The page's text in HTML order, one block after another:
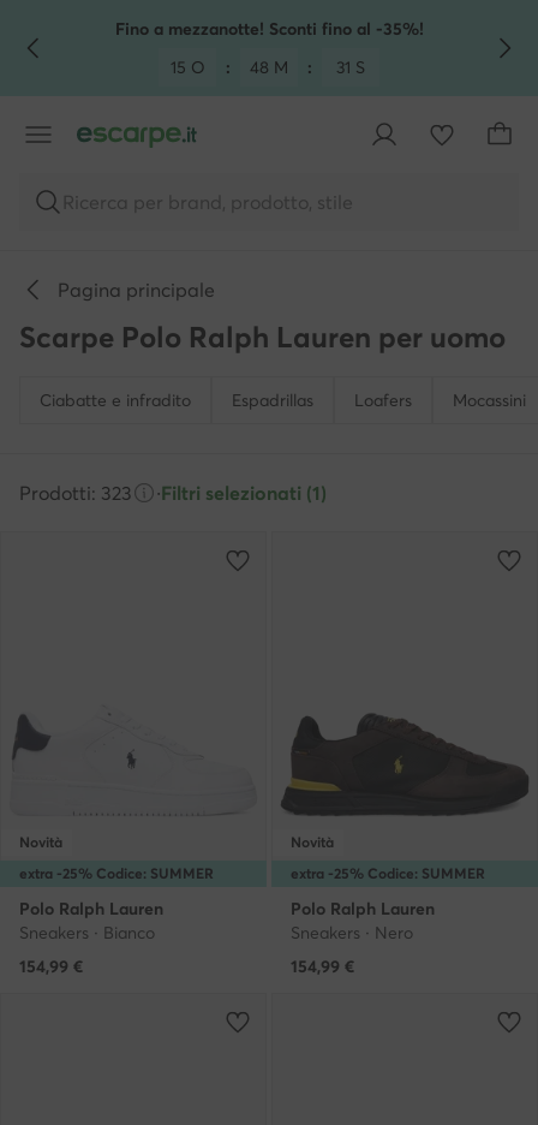
VAI AL CONTENUTO PRINCIPALE
VAI ALLA RICERCAFino a mezzanotte! Sconti fino al -35%!
15 O
: 48 M : 29 S
Ricerca per brand, prodotto, stile
Pagina principale
Scarpe Polo Ralph Lauren per uomo
Ciabatte e infradito Espadrillas Loafers Mocassini
Prodotti: 323 ·Filtri selezionati (1)
extra -25% Codice: SUMMER
Novità
Polo Ralph Lauren
Sneakers · Bianco
154,99 €
extra -25% Codice: SUMMER
Novità
Polo Ralph Lauren
Sneakers · Nero
154,99 €